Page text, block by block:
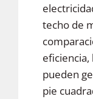
techo de
eficiencia,
pueden
pie